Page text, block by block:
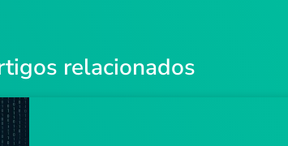
relacionados